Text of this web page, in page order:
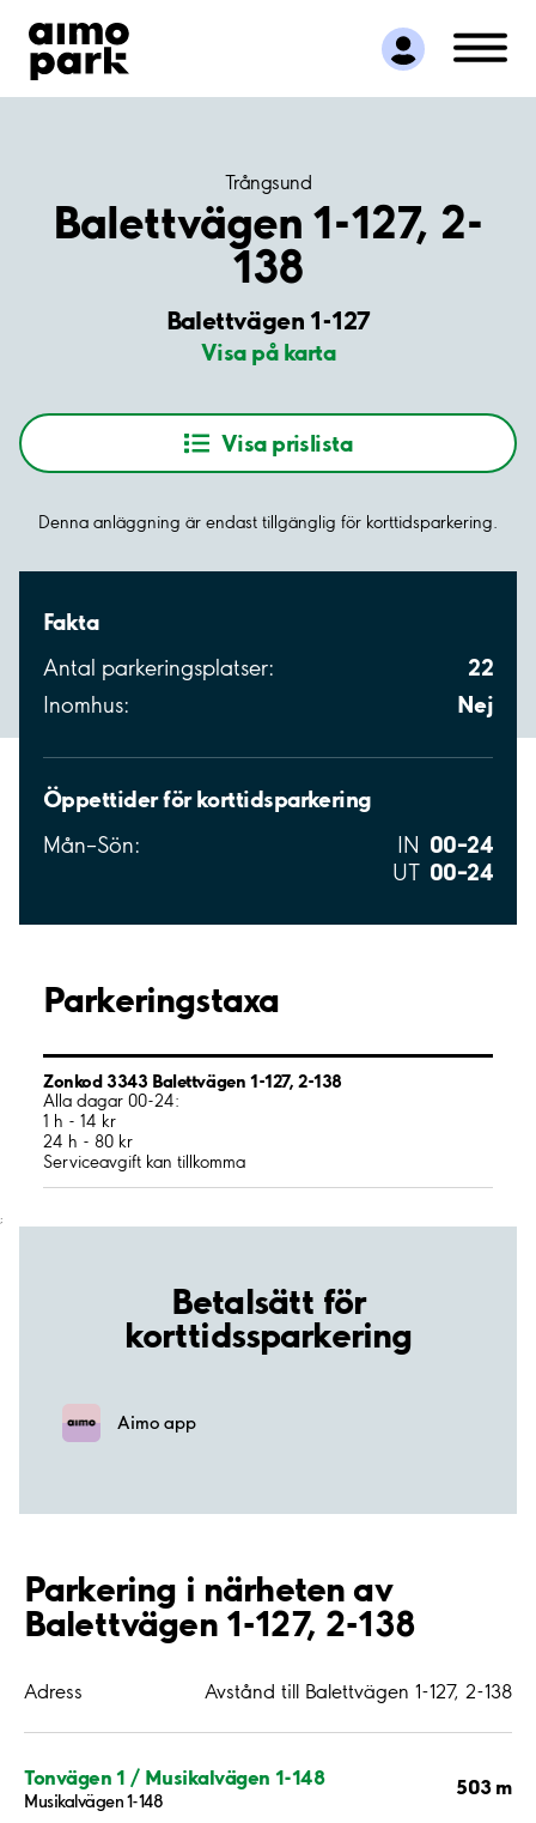
Hitta parkering
Samarbete
Kundservice
Trångsund
Balettvägen 1-127, 2-
138
Balettvägen 1-127
Visa på karta
Visa prislista
Denna anläggning är endast tillgänglig för korttidsparkering.
Fakta
Antal parkeringsplatser: 22
Inomhus: Nej
Öppettider för korttidsparkering
Mån–Sön: IN 00–24
UT 00–24
Parkeringstaxa
Zonkod 3343 Balettvägen 1-127, 2-138
Alla dagar 00-24:
1 h - 14 kr
24 h - 80 kr
Serviceavgift kan tillkomma
;
Betalsätt för
korttidssparkering
Aimo app
Parkering i närheten av
Balettvägen 1-127, 2-138
Adress Avstånd till Balettvägen 1-127, 2-138
Tonvägen 1 / Musikalvägen 1-148
Musikalvägen 1-148
503 m